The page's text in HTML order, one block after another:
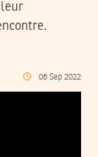
leur
06 Sep 2022